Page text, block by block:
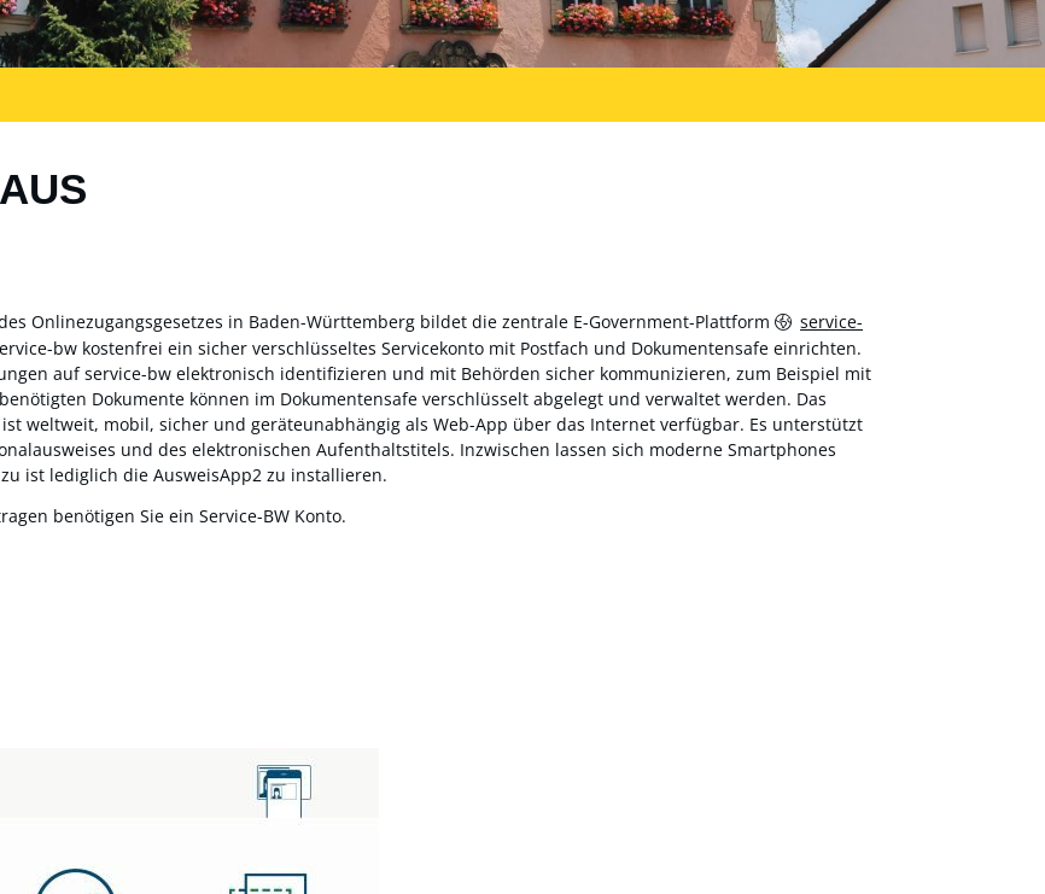
Onlinezugangsgesetzes in Baden-Württemberg bildet die zentrale E-Government-Plattform
service-
bw kostenfrei ein sicher verschlüsseltes Servicekonto mit Postfach und Dokumentensafe einrichten.
auf service-bw elektronisch identifizieren und mit Behörden sicher kommunizieren, zum Beispiel mit
Dokumente können im Dokumentensafe verschlüsselt abgelegt und verwaltet werden. Das
weltweit, mobil, sicher und geräteunabhängig als Web-App über das Internet verfügbar. Es unterstützt
und des elektronischen Aufenthaltstitels. Inzwischen lassen sich moderne Smartphones
ist lediglich die AusweisApp2 zu installieren.
benötigen Sie ein Service-BW Konto.